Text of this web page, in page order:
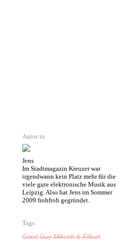
Autor:in
Jens
Im Stadtmagazin Kreuzer war
irgendwann kein Platz mehr für die
viele gute elektronische Musik aus
Leipzig. Also hat Jens im Sommer
2009 frohfroh gegründet.
Tags
Good Guy Mikesh & Filburt